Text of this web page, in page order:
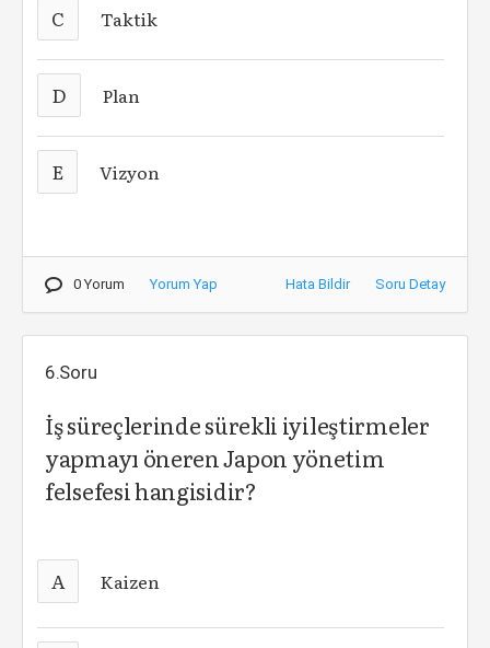
C Taktik
D Plan
E Vizyon
0 Yorum Yorum Yap Hata Bildir Soru Detay
6.Soru
İş süreçlerinde sürekli iyileştirmeler
yapmayı öneren Japon yönetim
felsefesi hangisidir?
A Kaizen